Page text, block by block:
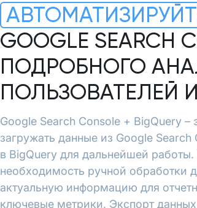
GOOGLE SEARCH
ПОДРОБНОГО
ПОЛЬЗОВАТЕЛЕЙ
Google Search Console + BigQuery –
загружать данные из Google
в BigQuery для дальнейшей
необходимость ручной обработки
актуальную информацию для
ключевые метрики. Экспорт